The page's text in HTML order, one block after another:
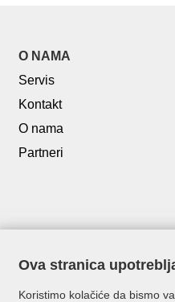
O NAMA
Servis
Kontakt
O nama
Partneri
Ova stranica
Koristimo kolačiće da bismo